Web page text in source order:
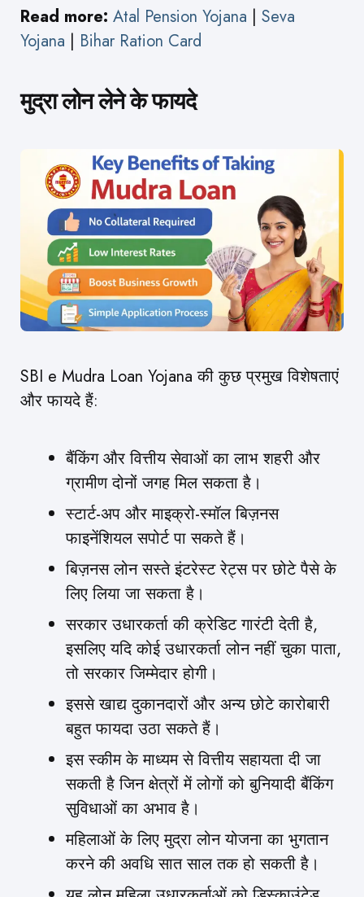
Read more: Atal Pension Yojana | Seva
Yojana | Bihar Ration Card
मुद्रा लोन लेने के फायदे
SBI e Mudra Loan Yojana की कुछ प्रमुख विशेषताएं
और फायदे हैं:
बैंकिंग और वित्तीय सेवाओं का लाभ शहरी और
ग्रामीण दोनों जगह मिल सकता है।
स्टार्ट-अप और माइक्रो-स्मॉल बिज़नस
फाइनेंशियल सपोर्ट पा सकते हैं।
बिज़नस लोन सस्ते इंटरेस्ट रेट्स पर छोटे पैसे के
लिए लिया जा सकता है।
सरकार उधारकर्ता की क्रेडिट गारंटी देती है,
इसलिए यदि कोई उधारकर्ता लोन नहीं चुका पाता,
तो सरकार जिम्मेदार होगी।
इससे खाद्य दुकानदारों और अन्य छोटे कारोबारी
बहुत फायदा उठा सकते हैं।
इस स्कीम के माध्यम से वित्तीय सहायता दी जा
सकती है जिन क्षेत्रों में लोगों को बुनियादी बैंकिंग
सुविधाओं का अभाव है।
महिलाओं के लिए मुद्रा लोन योजना का भुगतान
करने की अवधि सात साल तक हो सकती है।